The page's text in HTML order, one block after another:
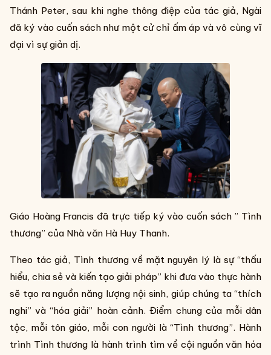
Thánh Peter, sau khi nghe thông điệp của tác giả, Ngài
đã ký vào cuốn sách như một cử chỉ ấm áp và vô cùng vĩ
đại vì sự giản dị.
Giáo Hoàng Francis đã trực tiếp ký vào cuốn sách ” Tình
thương” của Nhà văn Hà Huy Thanh.
Theo tác giả, Tình thương về mặt nguyên lý là sự “thấu
hiểu, chia sẻ và kiến tạo giải pháp” khi đưa vào thực hành
sẽ tạo ra nguồn năng lượng nội sinh, giúp chúng ta “thích
nghi” và “hóa giải” hoàn cảnh. Điểm chung của mỗi dân
tộc, mỗi tôn giáo, mỗi con người là “Tình thương”. Hành
trình Tình thương là hành trình tìm về cội nguồn văn hóa